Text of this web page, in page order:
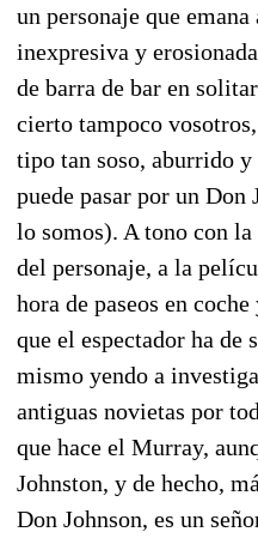
un personaje que
inexpresiva y
de barra de bar en
cierto tampoco
tipo tan soso, aburrido
puede pasar por un Don
lo somos). A tono con
del personaje, a la
hora de paseos en
que el espectador ha de
mismo yendo a
antiguas novietas por
que hace el Murray,
Johnston, y de hecho,
Don Johnson, es un